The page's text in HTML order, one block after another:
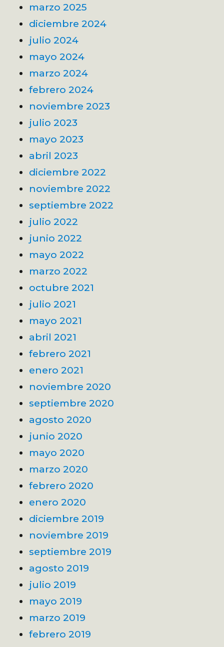
marzo 2025
diciembre 2024
julio 2024
mayo 2024
marzo 2024
febrero 2024
noviembre 2023
julio 2023
mayo 2023
abril 2023
diciembre 2022
noviembre 2022
septiembre 2022
julio 2022
junio 2022
mayo 2022
marzo 2022
octubre 2021
julio 2021
mayo 2021
abril 2021
febrero 2021
enero 2021
noviembre 2020
septiembre 2020
agosto 2020
junio 2020
mayo 2020
marzo 2020
febrero 2020
enero 2020
diciembre 2019
noviembre 2019
septiembre 2019
agosto 2019
julio 2019
mayo 2019
marzo 2019
febrero 2019